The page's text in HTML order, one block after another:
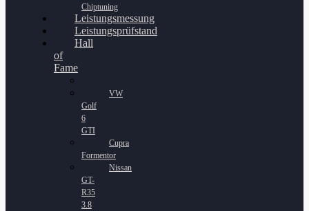
Chiptuning
Leistungsmessung
Leistungsprüfstand
Hall
of
Fame
VW
Golf
6
GTI
Cupra
Formentor
Nissan
GT-
R35
3.8